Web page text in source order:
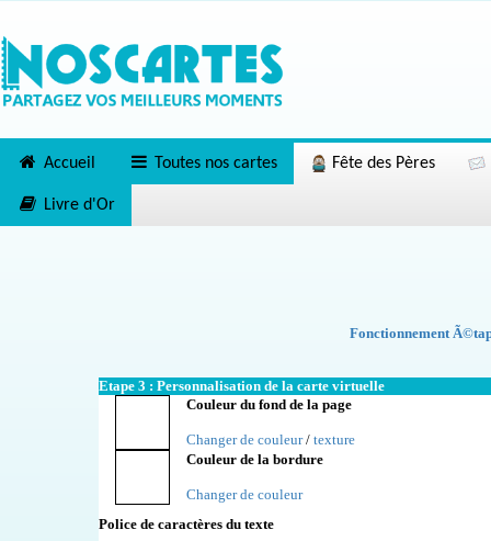
Accueil Toutes nos cartes Fête des Pères
Livre d'Or
Fonctionnement
Etape 3 : Personnalisation de la carte virtuelle
Couleur du fond de la page
Changer de couleur/ texture
Couleur de la bordure
Changer de couleur
Police de caractères du texte